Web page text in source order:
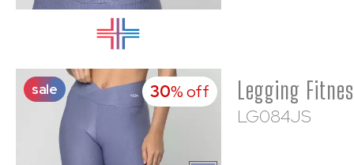
sale 30% off
LG084JS